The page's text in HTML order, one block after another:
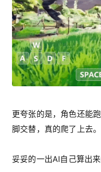
更夸张的是，角色还能
脚交替，真的爬了上去。
妥妥的一出AI自己算出来